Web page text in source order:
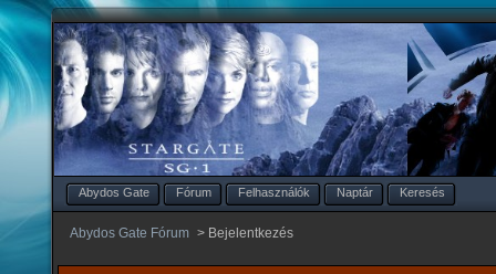
Abydos Gate Fórum Felhasználók Naptár Keresés
Abydos Gate Fórum > Bejelentkezés